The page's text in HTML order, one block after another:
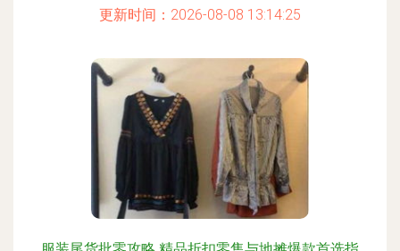
更新时间：2026-08-08 13:14:25